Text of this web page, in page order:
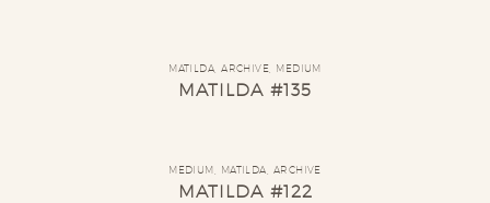
MATILDA ,ARCHIVE MEDIUM
MATILDA #135
MEDIUM MATILDA ARCHIVE
MATILDA #122